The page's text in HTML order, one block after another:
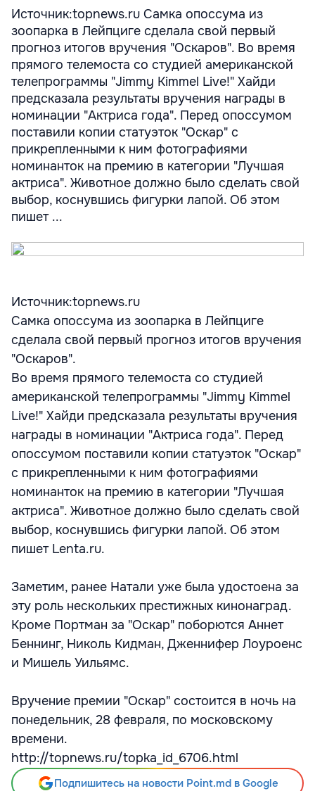
Источник:topnews.ru Самка опоссума из
зоопарка в Лейпциге сделала свой первый
прогноз итогов вручения "Оскаров". Во время
прямого телемоста со студией американской
телепрограммы "Jimmy Kimmel Live!" Хайди
предсказала результаты вручения награды в
номинации "Актриса года". Перед опоссумом
поставили копии статуэток "Оскар" с
прикрепленными к ним фотографиями
номинанток на премию в категории "Лучшая
актриса". Животное должно было сделать свой
выбор, коснувшись фигурки лапой. Об этом
пишет ...
Источник:topnews.ru
Самка опоссума из зоопарка в Лейпциге
сделала свой первый прогноз итогов вручения
"Оскаров".
Во время прямого телемоста со студией
американской телепрограммы "Jimmy Kimmel
Live!" Хайди предсказала результаты вручения
награды в номинации "Актриса года". Перед
опоссумом поставили копии статуэток "Оскар"
с прикрепленными к ним фотографиями
номинанток на премию в категории "Лучшая
актриса". Животное должно было сделать свой
выбор, коснувшись фигурки лапой. Об этом
пишет Lenta.ru.
Заметим, ранее Натали уже была удостоена за
эту роль нескольких престижных кинонаград.
Кроме Портман за "Оскар" поборются Аннет
Беннинг, Николь Кидман, Дженнифер Лоуроенс
и Мишель Уильямс.
Вручение премии "Оскар" состоится в ночь на
понедельник, 28 февраля, по московскому
времени.
http://topnews.ru/topka_id_6706.html
Подпишитесь на новости Point.md в Google